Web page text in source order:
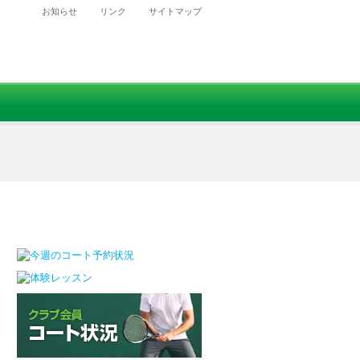
お知らせ リンク サイトマップ